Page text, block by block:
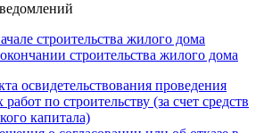
строительства жилого дома
строительства жилого дома
освидетельствования проведения
по строительству (за счет средств
капитала)